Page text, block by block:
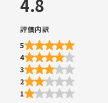
4.8
評価内訳
5
4
3
2
1